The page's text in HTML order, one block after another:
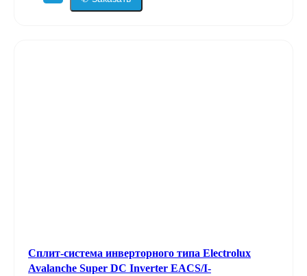
Сплит-система инверторного типа Electrolux
Avalanche Super DC Inverter EACS/I-